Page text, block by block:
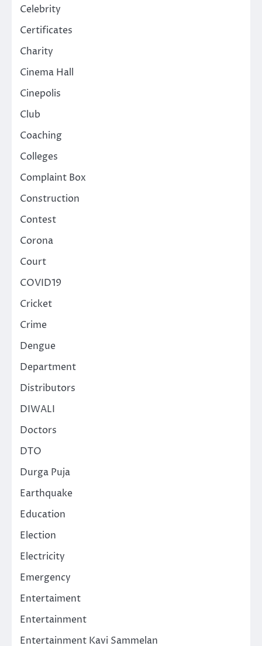
Celebrity
Certificates
Charity
Cinema Hall
Cinepolis
Club
Coaching
Colleges
Complaint Box
Construction
Contest
Corona
Court
COVID19
Cricket
Crime
Dengue
Department
Distributors
DIWALI
Doctors
DTO
Durga Puja
Earthquake
Education
Election
Electricity
Emergency
Entertaiment
Entertainment
Entertainment Kavi Sammelan